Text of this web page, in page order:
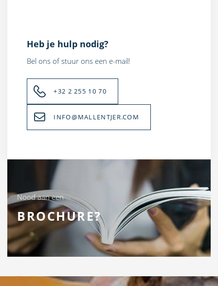
Heb je hulp nodig?
Bel ons of stuur ons een e-mail!
+32 2 255 10 70
INFO@MALLENTJER.COM
Nood aan een
BROCHURE?